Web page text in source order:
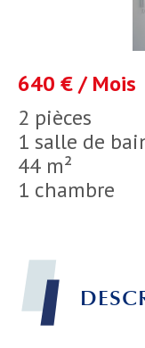
2 pièces
1 salle de
44 m²
1 chambre
640 € / Mois